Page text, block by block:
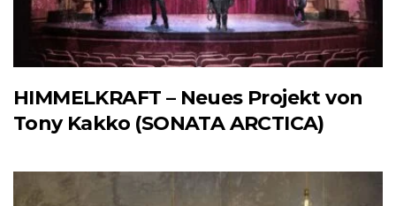
HIMMELKRAFT – Neues Projekt von
Tony Kakko (SONATA ARCTICA)